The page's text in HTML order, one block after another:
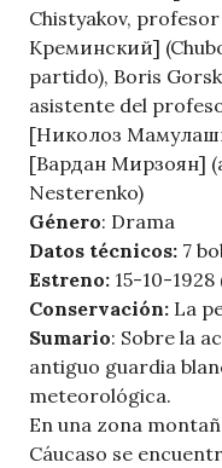
Chistyakov,
Креминский]
partido), Boris
asistente del
[Николоз
[Вардан Мирзоян]
Nesterenko)
Género: Drama
Datos técnicos: 7
Estreno: 15-10-
Conservación: La
Sumario: Sobre la
antiguo guardia
meteorológica.
En una zona
Cáucaso se